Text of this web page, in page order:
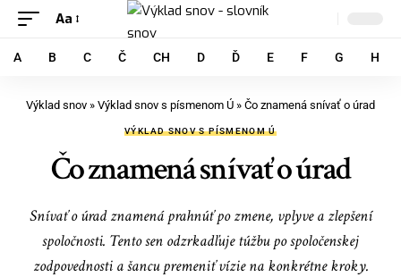
Aa
A B C Č CH D Ď E F G H
Výklad snov » Výklad snov s písmenom Ú » Čo znamená snívať o úrad
VÝKLAD SNOV S PÍSMENOM Ú
Čo znamená snívať o úrad
Snívať o úrad znamená prahnúť po zmene, vplyve a zlepšení
spoločnosti. Tento sen odzrkadľuje túžbu po spoločenskej
zodpovednosti a šancu premeniť vízie na konkrétne kroky.